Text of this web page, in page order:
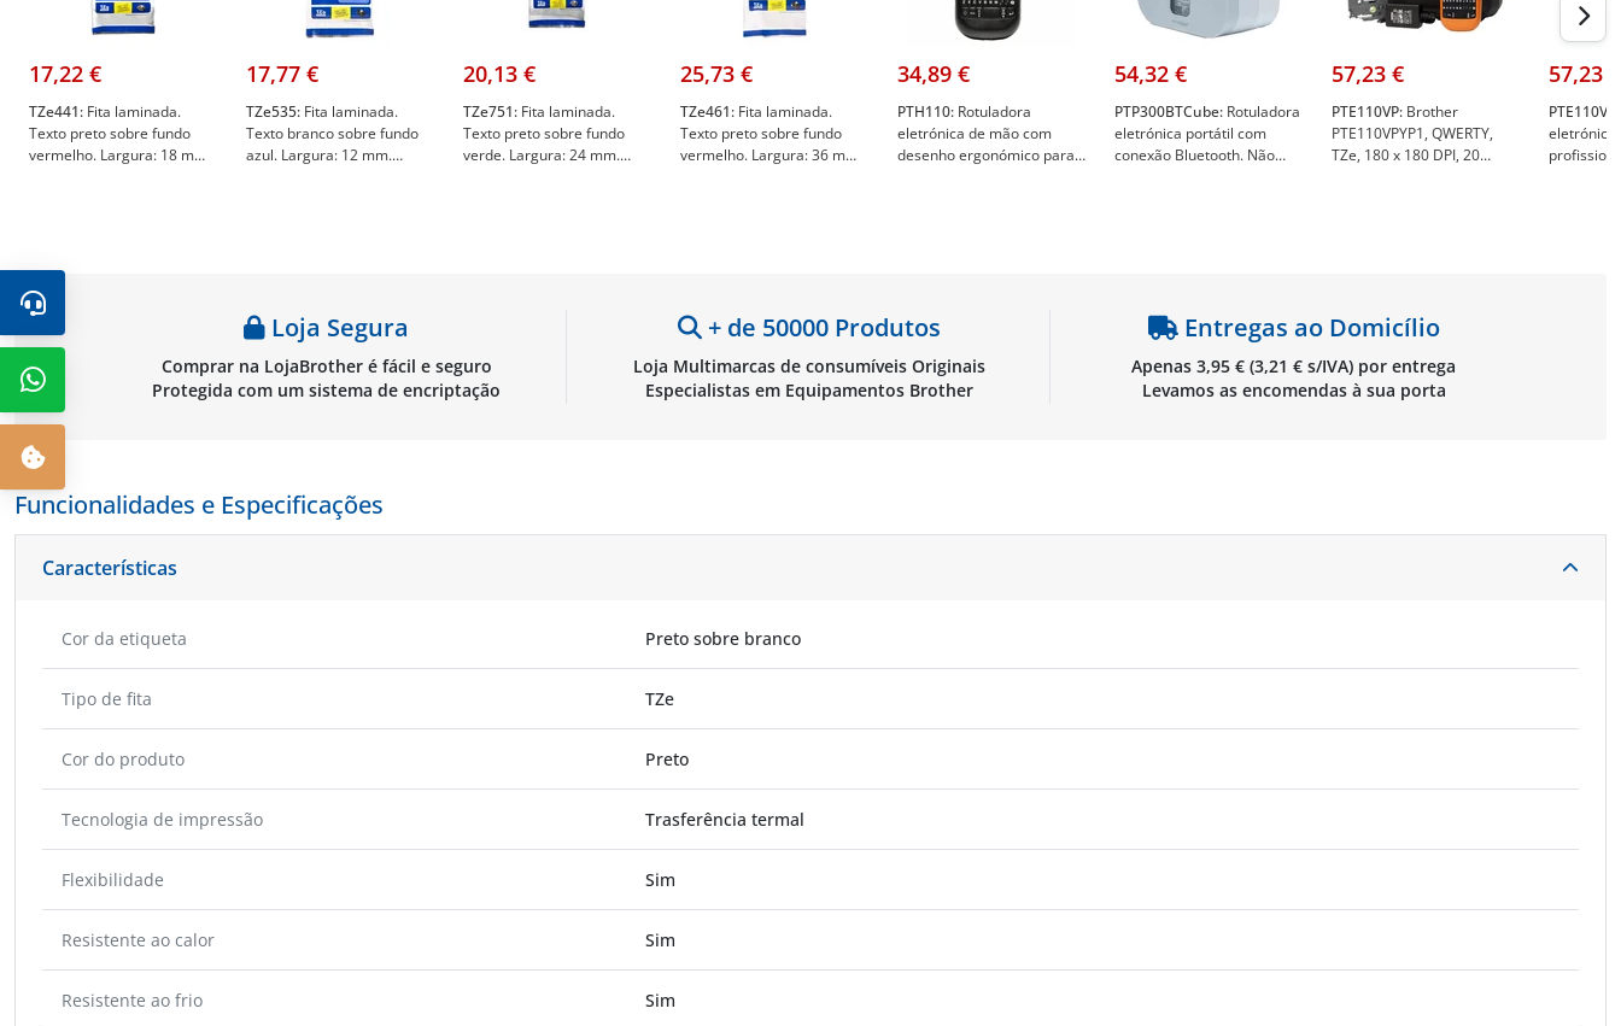
17,22 €
TZe441: Fita laminada.
Texto preto sobre fundo
vermelho. Largura: 18 mm.
17,77 €
TZe535: Fita laminada.
Texto branco sobre fundo
azul. Largura: 12 mm.
20,13 €
TZe751: Fita laminada.
Texto preto sobre fundo
verde. Largura: 24 mm.
25,73 €
TZe461: Fita laminada.
Texto preto sobre fundo
vermelho. Largura: 36 mm.
34,89 €
PTH110: Rotuladora
eletrónica de mão com
desenho ergonómico para
54,32 €
PTP300BTCube: Rotuladora
eletrónica portátil com
conexão Bluetooth. Não
57,23 €
PTE110VP: Brother
PTE110VPYP1, QWERTY,
TZe, 180 x 180 DPI, 20
57,23 €
PTE110VP:
eletrónica
Loja Segura
Comprar na LojaBrother é fácil e seguro
Protegida com um sistema de encriptação
+ de 50000 Produtos
Loja Multimarcas de consumíveis Originais
Especialistas em Equipamentos Brother
Entregas ao Domicílio
Apenas 3,95 € (3,21 € s/IVA) por entrega
Levamos as encomendas à sua porta
Funcionalidades e Especificações
Características
Cor da etiqueta Preto sobre branco
Tipo de fita TZe
Cor do produto Preto
Tecnologia de impressão Trasferência termal
Flexibilidade Sim
Resistente ao calor Sim
Resistente ao frio Sim